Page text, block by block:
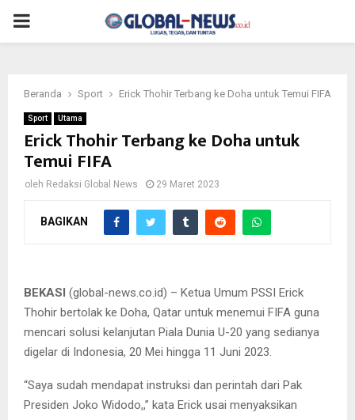
PRIMARY
Beranda Sport Erick Thohir Terbang ke Doha untuk Temui FIFA
Sport Utama
Erick Thohir Terbang ke Doha untuk
Temui FIFA
oleh Redaksi Global News 29 Maret 2023
BAGIKAN
BEKASI (global-news.co.id) – Ketua Umum PSSI Erick
Thohir bertolak ke Doha, Qatar untuk menemui FIFA guna
mencari solusi kelanjutan Piala Dunia U-20 yang sedianya
digelar di Indonesia, 20 Mei hingga 11 Juni 2023.
“Saya sudah mendapat instruksi dan perintah dari Pak
Presiden Joko Widodo,,” kata Erick usai menyaksikan